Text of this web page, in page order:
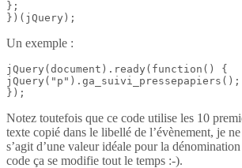
};
})(jQuery);
Un exemple :
jQuery(document).ready(function() {
jQuery("p").ga_suivi_pressepapiers();
});
Notez toutefois que ce code utilise les 10
texte copié dans le libellé de l’évènement, je
s’agit d’une valeur idéale pour la
code ça se modifie tout le temps :-).